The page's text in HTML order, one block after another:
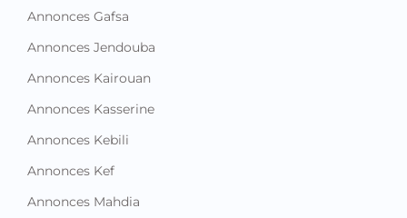
Annonces Gafsa
Annonces Jendouba
Annonces Kairouan
Annonces Kasserine
Annonces Kebili
Annonces Kef
Annonces Mahdia